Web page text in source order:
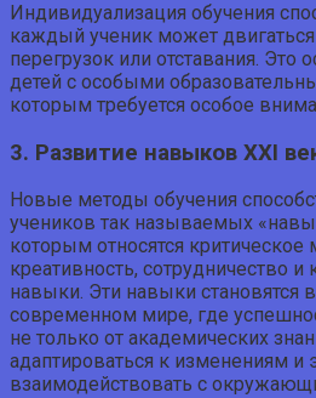
Индивидуализация обучения
каждый ученик может
перегрузок или отставания. Это
детей с особыми
которым требуется особое
3. Развитие навыков XXI
Новые методы обучения
учеников так называемых
которым относятся
креативность, сотрудничество
навыки. Эти навыки
современном мире, где
не только от академических
адаптироваться к изменениям и
взаимодействовать с